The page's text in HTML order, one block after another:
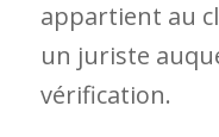
appartient au
un juriste
vérification.